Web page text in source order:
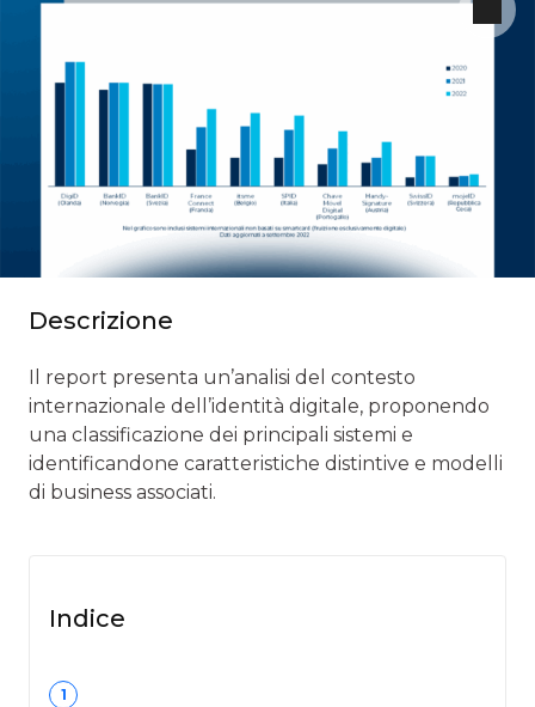
Descrizione
Il report presenta un’analisi del contesto
internazionale dell’identità digitale, proponendo
una classificazione dei principali sistemi e
identificandone caratteristiche distintive e modelli
di business associati.
Indice
1